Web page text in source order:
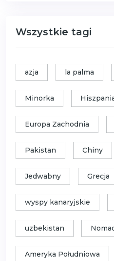
Wszystkie tagi
azja la palma
Minorka
Europa Zachodnia
Pakistan Chiny
Jedwabny Grecja
wyspy kanaryjskie
uzbekistan
Ameryka Południowa